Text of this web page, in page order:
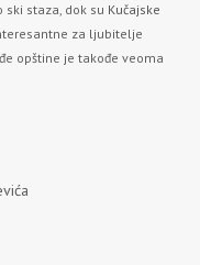
staza, dok su Kučajske
za ljubitelje
opštine je takođe veoma